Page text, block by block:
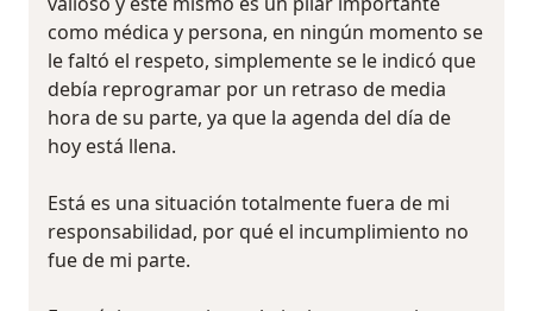
como médica y persona, en ningún momento se
le faltó el respeto, simplemente se le indicó que
debía reprogramar por un retraso de media
hora de su parte, ya que la agenda del día de
hoy está llena.
Está es una situación totalmente fuera de mi
responsabilidad, por qué el incumplimiento no
fue de mi parte.